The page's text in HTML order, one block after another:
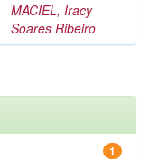
MACIEL, Iracy
Soares Ribeiro
1